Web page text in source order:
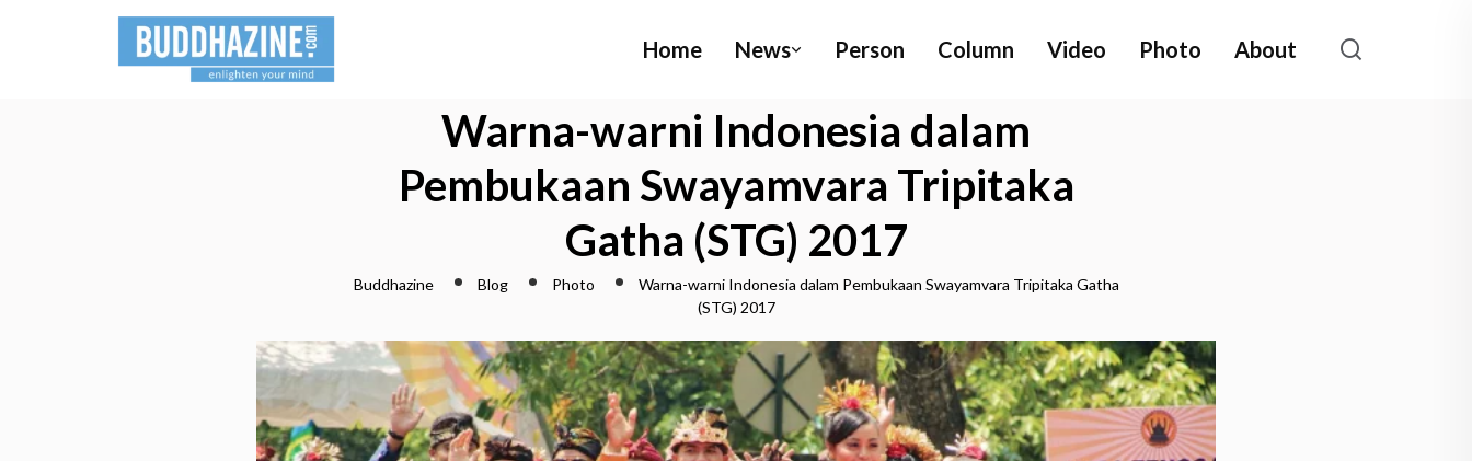
Home News Person Column Video Photo About
Warna-warni Indonesia dalam
Pembukaan Swayamvara Tripitaka
Gatha (STG) 2017
Buddhazine Blog Photo
Warna-warni Indonesia dalam Pembukaan Swayamvara Tripitaka Gatha
(STG) 2017